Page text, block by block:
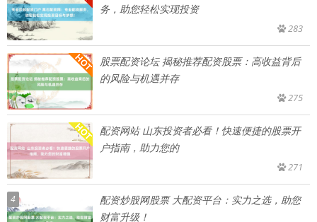
务，助您轻松实现投资
283
股票配资论坛 揭秘推荐配资股票：高收益背后
的风险与机遇并存
275
配资网站 山东投资者必看！快速便捷的股票开
户指南，助力您的
271
4
配资炒股网股票 大配资平台：实力之选，助您
财富升级！